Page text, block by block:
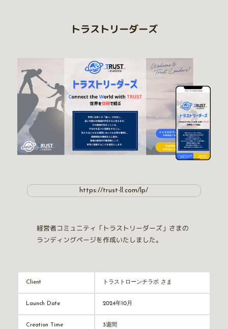
トラストリーダーズ
https://trust-ll.com/lp/
経営者コミュニティ「トラストリーダーズ」さまの
ランディングページを作成いたしました。
Client トラストローンチラボ さま
Launch Date 2024年10月
Creation Time 3週間